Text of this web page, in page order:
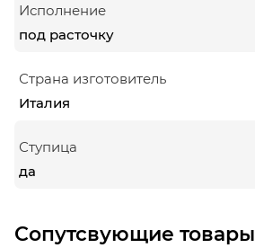
Исполнение
под расточку
Страна изготовитель
Италия
Ступица
да
Сопутсвующие товары